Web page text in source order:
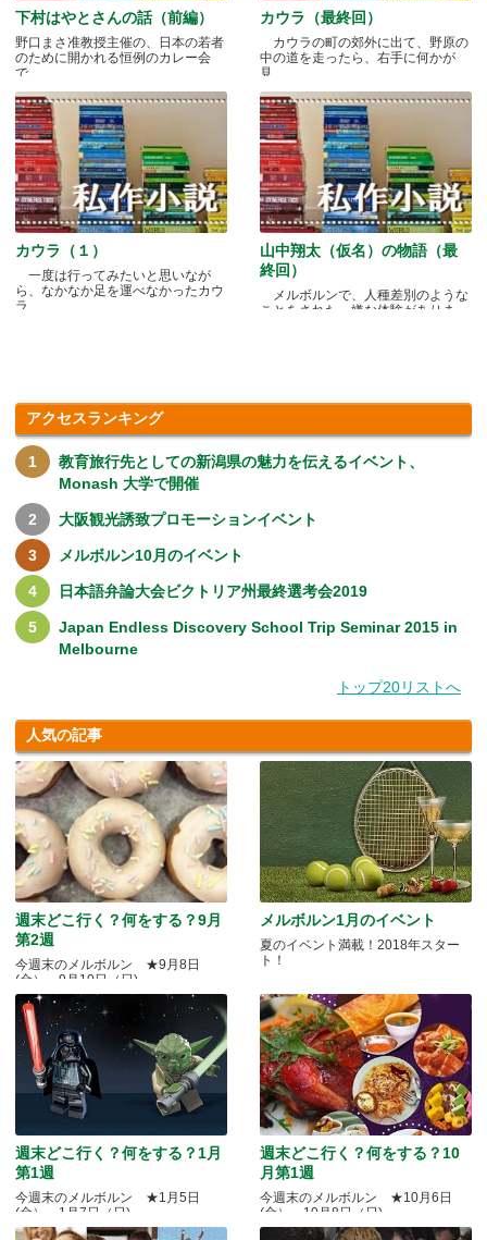
下村はやとさんの話（前編）
野口まさ准教授主催の、日本の若者
のために開かれる恒例のカレー会
で.....
カウラ（最終回）
カウラの町の郊外に出て、野原の
中の道を走ったら、右手に何かが
見.....
カウラ（１）
一度は行ってみたいと思いなが
ら、なかなか足を運べなかったカウ
ラ.....
山中翔太（仮名）の物語（最
終回）
メルボルンで、人種差別のような
ことをされた、嫌な体験がありま
アクセスランキング
教育旅行先としての新潟県の魅力を伝えるイベント、
Monash 大学で開催
大阪観光誘致プロモーションイベント
メルボルン10月のイベント
日本語弁論大会ビクトリア州最終選考会2019
Japan Endless Discovery School Trip Seminar 2015 in
Melbourne
トップ20リストへ
人気の記事
週末どこ行く？何をする？9月
第2週
今週末のメルボルン ★9月8日
(金）～9月10日（日)
メルボルン1月のイベント
夏のイベント満載！2018年スター
ト！
週末どこ行く？何をする？1月
第1週
今週末のメルボルン ★1月5日
(金）～1月7日（日)
週末どこ行く？何をする？10
月第1週
今週末のメルボルン ★10月6日
(金）～10月8日（日)